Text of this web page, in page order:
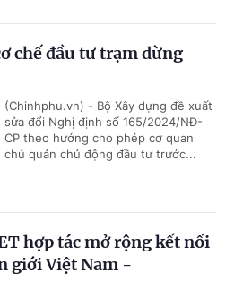
chế đầu tư trạm dừng
(Chinhphu.vn) - Bộ Xây dựng đề xuất
sửa đổi Nghị định số 165/2024/NĐ-
CP theo hướng cho phép cơ quan
chủ quản chủ động đầu tư trước...
hợp tác mở rộng kết nối
giới Việt Nam -